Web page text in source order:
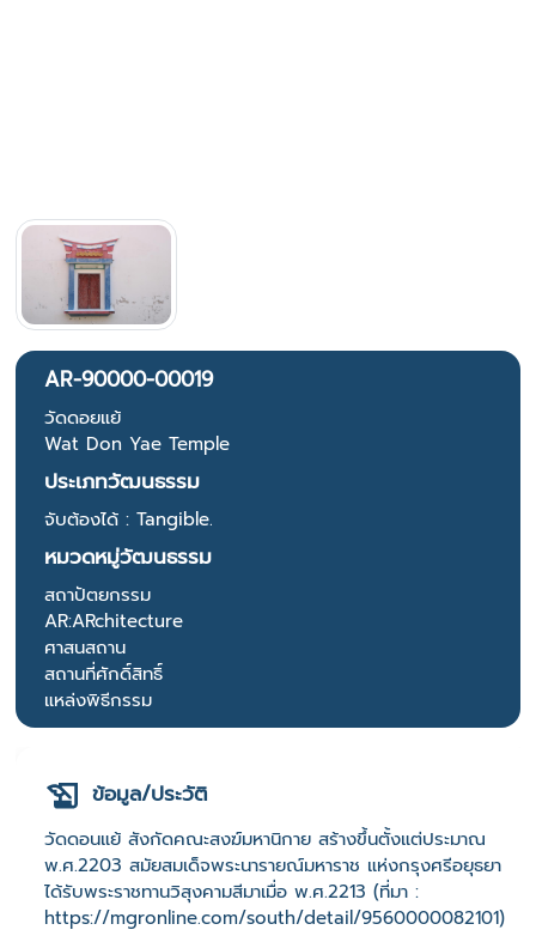
AR-90000-00019
วัดดอยแย้
Wat Don Yae Temple
ประเภทวัฒนธรรม
จับต้องได้ : Tangible.
หมวดหมู่วัฒนธรรม
สถาปัตยกรรม
AR:ARchitecture
ศาสนสถาน
สถานที่ศักดิ์สิทธิ์
แหล่งพิธีกรรม
ข้อมูล/ประวัติ
วัดดอนแย้ สังกัดคณะสงฆ์มหานิกาย สร้างขึ้นตั้งแต่ประมาณ
พ.ศ.2203 สมัยสมเด็จพระนารายณ์มหาราช แห่งกรุงศรีอยุธยา
ได้รับพระราชทานวิสุงคามสีมาเมื่อ พ.ศ.2213 (ที่มา :
https://mgronline.com/south/detail/9560000082101)